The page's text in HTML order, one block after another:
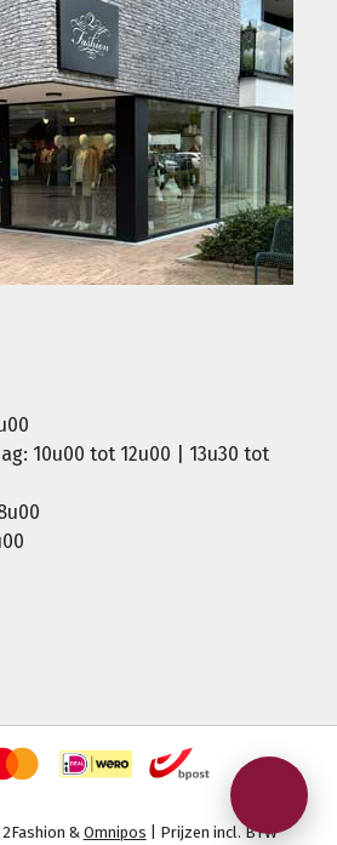
10u00 tot 12u00 | 13u30 tot
& Omnipos | Prijzen incl. BTW